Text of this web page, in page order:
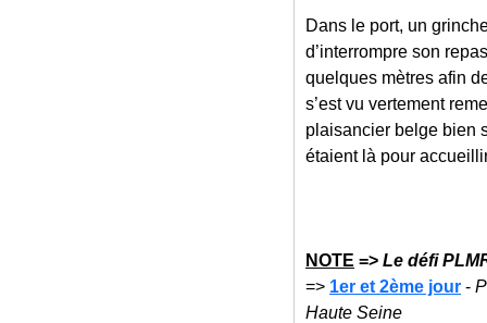
Dans le port, un
d’interrompre son
quelques mètres afin
s’est vu vertement
plaisancier belge bien
étaient là pour
NOTE => Le défi
=> 1er et 2ème jour -
Haute Seine